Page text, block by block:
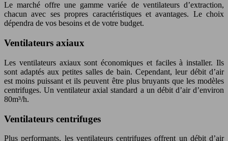
Le marché offre une gamme variée de ventilateurs d’extraction,
chacun avec ses propres caractéristiques et avantages. Le choix
dépendra de vos besoins et de votre budget.
Ventilateurs axiaux
Les ventilateurs axiaux sont économiques et faciles à installer. Ils
sont adaptés aux petites salles de bain. Cependant, leur débit d’air
est moins puissant et ils peuvent être plus bruyants que les modèles
centrifuges. Un ventilateur axial standard a un débit d’air d’environ
80m³/h.
Ventilateurs centrifuges
Plus performants, les ventilateurs centrifuges offrent un débit d’air